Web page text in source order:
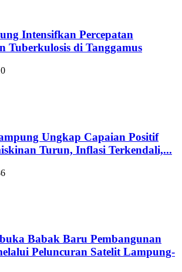
Intensifkan Percepatan
Tuberkulosis di Tanggamus
Ungkap Capaian Positif
Turun, Inflasi Terkendali,...
Babak Baru Pembangunan
Peluncuran Satelit Lampung-